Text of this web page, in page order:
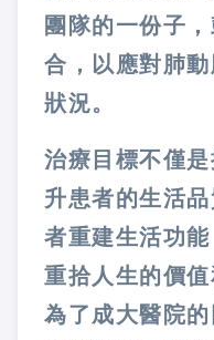
團隊的一份子
合，以應對肺
狀況。
治療目標不僅
升患者的生活
者重建生活功能
重拾人生的價
為了成大醫院的